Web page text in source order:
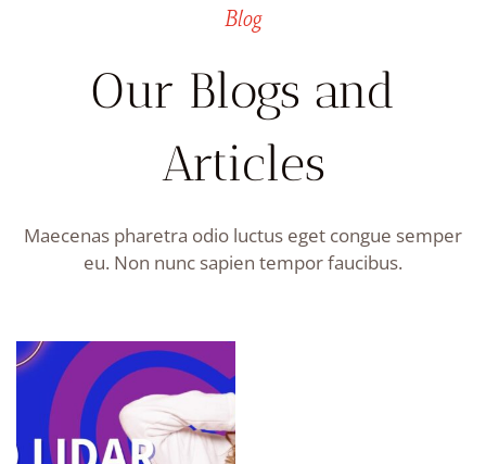
Blog
Our Blogs and
Articles
Maecenas pharetra odio luctus eget congue semper
eu. Non nunc sapien tempor faucibus.